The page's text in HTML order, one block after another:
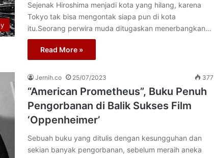
Sejenak Hiroshima menjadi kota yang hilang, karena
Tokyo tak bisa mengontak siapa pun di kota
itu.Seorang perwira muda ditugaskan menerbangkan…
Read More »
Jernih.co 25/07/2023 377
“American Prometheus”, Buku Penuh
Pengorbanan di Balik Sukses Film
‘Oppenheimer’
Sebuah buku yang ditulis dengan kesungguhan dan
sekian banyak pengorbanan, sebelum meraih aneka